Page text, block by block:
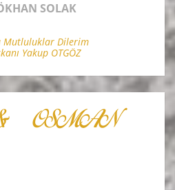
SOLAK
Mutluluklar Dilerim
Yakup OTGÖZ
OSMAN